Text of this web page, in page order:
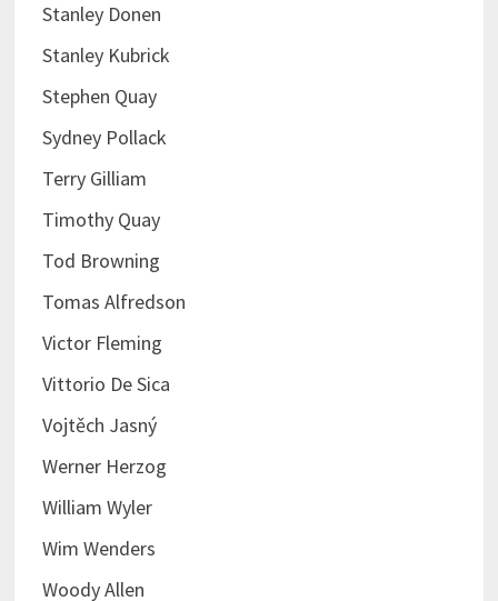
Stanley Donen
Stanley Kubrick
Stephen Quay
Sydney Pollack
Terry Gilliam
Timothy Quay
Tod Browning
Tomas Alfredson
Victor Fleming
Vittorio De Sica
Vojtěch Jasný
Werner Herzog
William Wyler
Wim Wenders
Woody Allen